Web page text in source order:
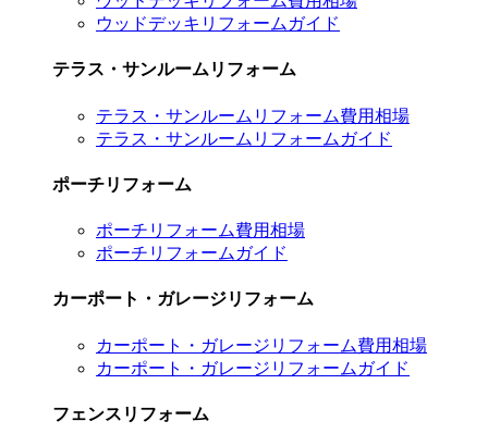
ウッドデッキリフォームガイド
テラス・サンルームリフォーム
テラス・サンルームリフォーム費用相場
テラス・サンルームリフォームガイド
ポーチリフォーム
ポーチリフォーム費用相場
ポーチリフォームガイド
カーポート・ガレージリフォーム
カーポート・ガレージリフォーム費用相場
カーポート・ガレージリフォームガイド
フェンスリフォーム